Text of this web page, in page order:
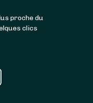
proche du
clics